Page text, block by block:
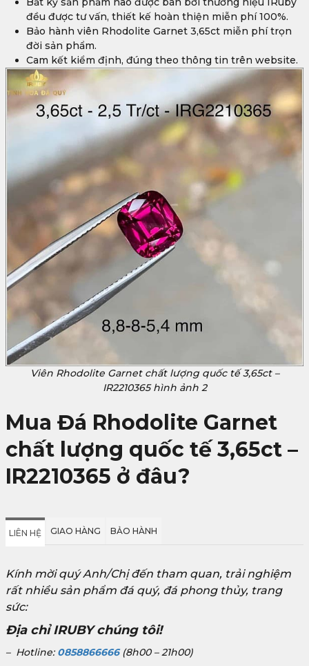
đều được tư vấn, thiết kế hoàn thiện miễn phí 100%.
Bảo hành viên Rhodolite Garnet 3,65ct miễn phí trọn
đời sản phẩm.
Cam kết kiểm định, đúng theo thông tin trên website.
Viên Rhodolite Garnet chất lượng quốc tế 3,65ct –
IR2210365 hình ảnh 2
Mua Đá Rhodolite Garnet
chất lượng quốc tế 3,65ct –
IR2210365 ở đâu?
LIÊN HỆ GIAO HÀNG BẢO HÀNH
Kính mời quý Anh/Chị đến tham quan, trải nghiệm
rất nhiều sản phẩm đá quý, đá phong thủy, trang
sức:
Địa chỉ IRUBY chúng tôi!
– Hotline: 0858866666(8h00 – 21h00)